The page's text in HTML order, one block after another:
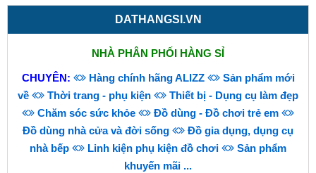
DATHANGSI.VN
NHÀ PHÂN PHỐI HÀNG SỈ
CHUYÊN: Hàng chính hãng ALIZZ
Sản phẩm mới
về
Thời trang - phụ kiện
Thiết bị - Dụng cụ làm đẹp
Chăm sóc sức khỏe
Đồ dùng - Đồ chơi trẻ em
Đồ dùng nhà cửa và đời sống
Đồ gia dụng, dụng cụ
nhà bếp
Linh kiện phụ kiện đồ chơi
Sản phẩm
khuyến mãi ...